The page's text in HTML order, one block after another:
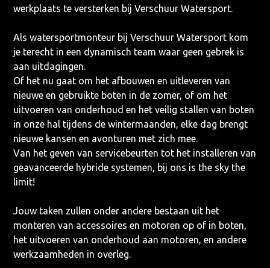
werkplaats te versterken bij Verschuur Watersport.
Als watersportmonteur bij Verschuur Watersport kom
je terecht in een dynamisch team waar geen gebrek is
aan uitdagingen.
Of het nu gaat om het afbouwen en uitleveren van
nieuwe en gebruikte boten in de zomer, of om het
uitvoeren van onderhoud en het veilig stallen van boten
in onze hal tijdens de wintermaanden, elke dag brengt
nieuwe kansen en avonturen met zich mee.
Van het geven van servicebeurten tot het installeren van
geavanceerde hybride systemen, bij ons is the sky the
limit!
Jouw taken zullen onder andere bestaan uit het
monteren van accessoires en motoren op of in boten,
het uitvoeren van onderhoud aan motoren, en andere
werkzaamheden in overleg.